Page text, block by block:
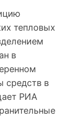
тепловых
в
средств в
РИА